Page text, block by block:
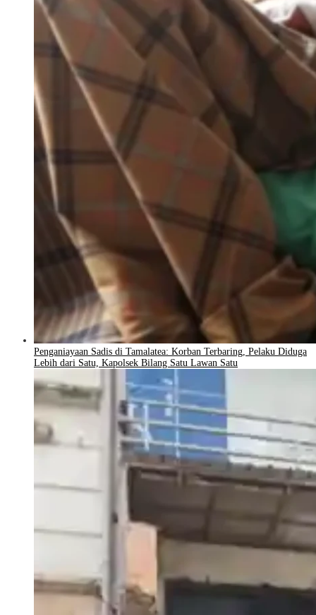
Penganiayaan Sadis di Tamalatea: Korban Terbaring, Pelaku Diduga
Lebih dari Satu, Kapolsek Bilang Satu Lawan Satu